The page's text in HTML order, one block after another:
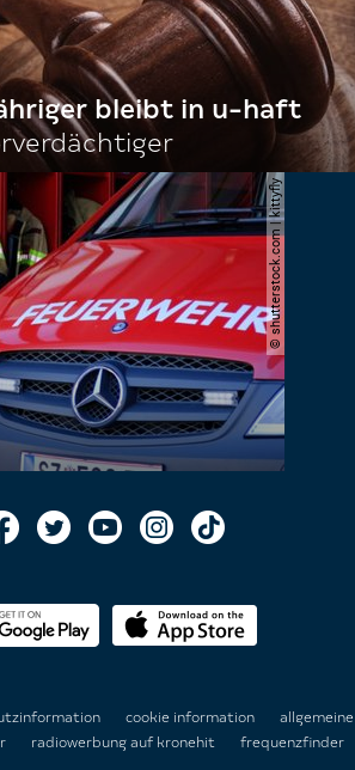
bleibt in u-haft
© shutterstock.com | kittyfly
cookie information
radiowerbung auf kronehit frequenzfinder